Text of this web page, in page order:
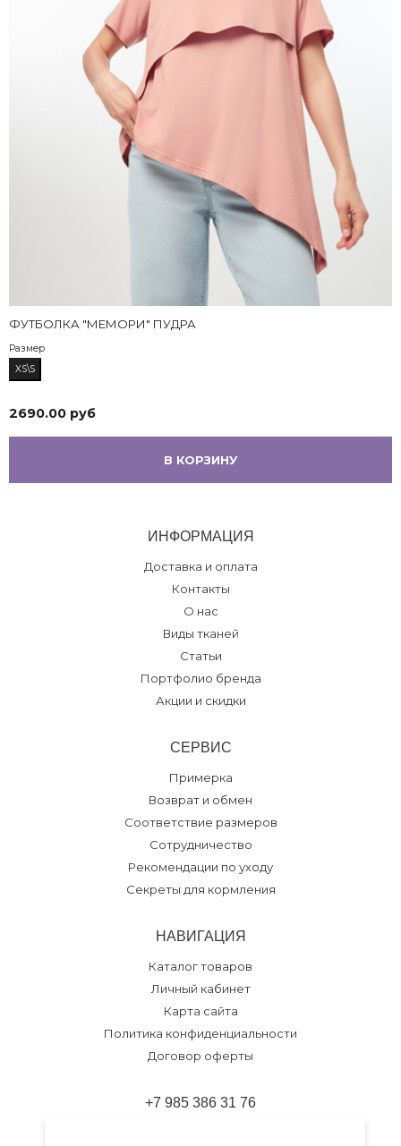
ФУТБОЛКА "МЕМОРИ" ПУДРА
Размер
XS\S
2690.00 руб
В КОРЗИНУ
ИНФОРМАЦИЯ
Доставка и оплата
Контакты
О нас
Виды тканей
Статьи
Портфолио бренда
Акции и скидки
СЕРВИС
Примерка
Возврат и обмен
Соответствие размеров
Сотрудничество
Рекомендации по уходу
Секреты для кормления
НАВИГАЦИЯ
Каталог товаров
Личный кабинет
Карта сайта
Политика конфиденциальности
Договор оферты
+7 985 386 31 76